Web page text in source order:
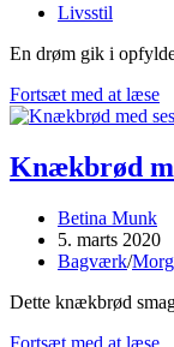
published:
Post
Livsstil
En drøm gik i
Fortsæt med at læse
i
Knækbrød
Post
author:
Betina Munk
Post
published:
5. marts 2020
Post
Bagværk/
Dette knækbrød
Fortsæt med at læse